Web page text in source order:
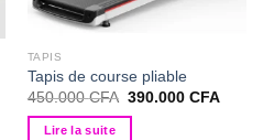
TAPIS
Tapis de course pliable
450.000CFA Le
390.000 CFALe
Lire la suite